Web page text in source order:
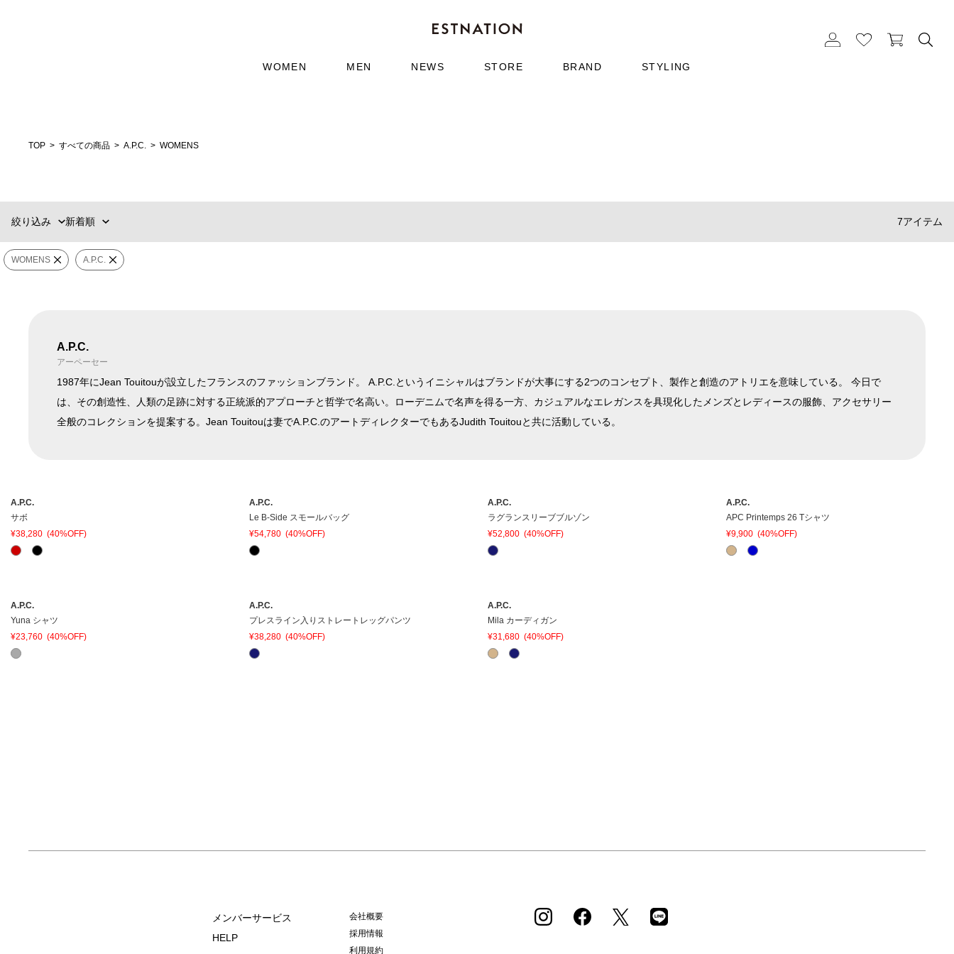
WOMEN MEN NEWS STORE BRAND STYLING
TOP すべての商品 A.P.C. WOMENS
WOMENS A.P.C.
A.P.C.
アーペーセー
1987年にJean Touitouが設立したフランスのファッションブランド。 A.P.C.というイニシャルはブランドが大事にする2つのコンセプト、製作と創造のアトリエを意味している。 今日で
は、その創造性、人類の足跡に対する正統派的アプローチと哲学で名高い。ローデニムで名声を得る一方、カジュアルなエレガンスを具現化したメンズとレディースの服飾、アクセサリー
全般のコレクションを提案する。Jean Touitouは妻でA.P.C.のアートディレクターでもあるJudith Touitouと共に活動している。
絞り込み 新着順 7アイテム
WOMENS MENS
販売タイプ
カラー
A.P.C.
サボ
¥38,280 (40%OFF)
A.P.C.
Le B-Side スモールバッグ
¥54,780 (40%OFF)
A.P.C.
ラグランスリーブブルゾン
¥52,800 (40%OFF)
A.P.C.
APC Printemps 26 Tシャツ
¥9,900 (40%OFF)
A.P.C.
Yuna シャツ
¥23,760 (40%OFF)
A.P.C.
プレスライン入りストレートレッグパンツ
¥38,280 (40%OFF)
A.P.C.
Mila カーディガン
¥31,680 (40%OFF)
メンバーサービス
HELP
会社概要
採用情報
利用規約